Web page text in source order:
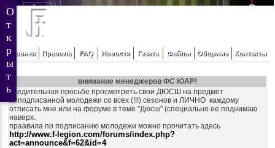
Главная Правила FAQ Новости Газета Файлы Общение Контакты
внимание менеджеров ФС ЮАР!
убедительная просьбе просмотреть свои ДЮСШ на предмет
неподписанной молодежи со всех (!!!) сезонов и ЛИЧНО каждому
отписать мне или на форуме в теме "Дюсш" (специально ее поднимаю
наверх.
праавила по подписанию молодежи можно прочитать здесь
http://www.f-legion.com/forums/index.php?
act=announce&f=62&id=4